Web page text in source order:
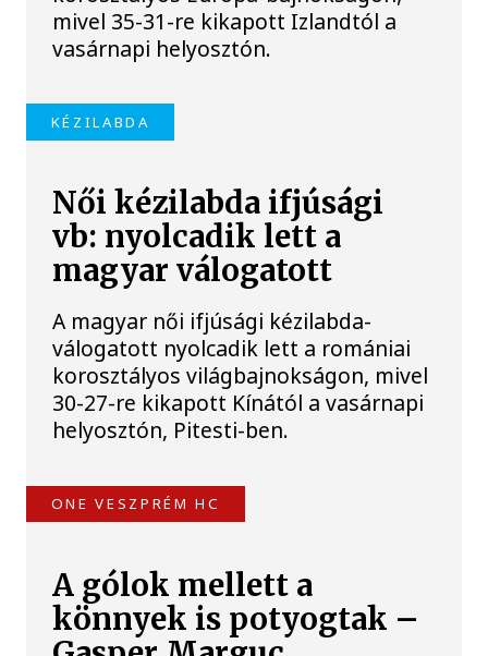
mivel 35-31-re kikapott Izlandtól a
vasárnapi helyosztón.
KÉZILABDA
Női kézilabda ifjúsági
vb: nyolcadik lett a
magyar válogatott
A magyar női ifjúsági kézilabda-
válogatott nyolcadik lett a romániai
korosztályos világbajnokságon, mivel
30-27-re kikapott Kínától a vasárnapi
helyosztón, Pitesti-ben.
ONE VESZPRÉM HC
A gólok mellett a
könnyek is potyogtak –